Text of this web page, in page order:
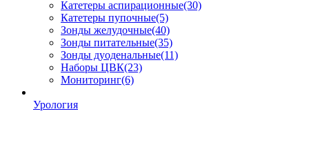
Катетеры аспирационные(30)
Катетеры пупочные(5)
Зонды желудочные(40)
Зонды питательные(35)
Зонды дуоденальные(11)
Наборы ЦВК(23)
Мониторинг(6)
Урология